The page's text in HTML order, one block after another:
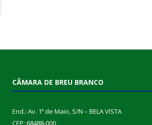
CÂMARA DE BREU BRANCO
End.: Av. 1º de Maio, S/N – BELA VISTA
CEP: 68488-000